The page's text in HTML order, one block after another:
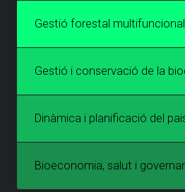
Gestió forestal multifuncional
Gestió i conservació de la
Dinàmica i planificació del
Bioeconomia, salut i